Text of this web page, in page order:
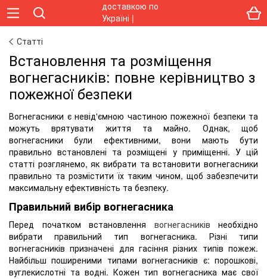
Статті
Встановлення та розміщення
вогнегасників: повне керівництво з
пожежної безпеки
Вогнегасники є невід'ємною частиною пожежної безпеки та
можуть врятувати життя та майно. Однак, щоб
вогнегасники були ефективними, вони мають бути
правильно встановлені та розміщені у приміщенні. У цій
статті розглянемо, як вибрати та встановити вогнегасники
правильно та розмістити їх таким чином, щоб забезпечити
максимальну ефективність та безпеку.
Правильний вибір вогнегасника
Перед початком встановлення вогнегасників необхідно
вибрати правильний тип вогнегасника. Різні типи
вогнегасників призначені для гасіння різних типів пожеж.
Найбільш поширеними типами вогнегасників є: порошкові,
вуглекислотні та водні. Кожен тип вогнегасника має свої